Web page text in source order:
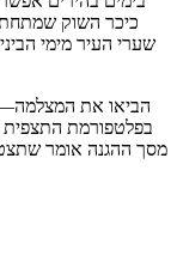
כיכר השוק
שערי העיר מימי
הביאו את
בפלטפורמת
מסך ההגנה אומר